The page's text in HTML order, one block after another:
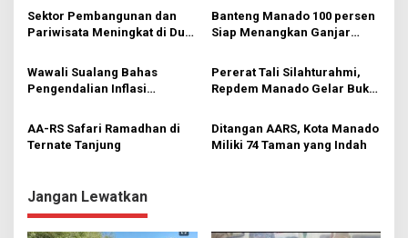
p
o
s
Pencapaian AA-RS
Sektor Pembangunan dan
Pariwisata Meningkat di Dua
Banteng Manado 100 persen
Siap Menangkan Ganjar
Wawali Sualang Bahas
Pengendalian Inflasi
Pererat Tali Silahturahmi,
Repdem Manado Gelar Buka
AA-RS Safari Ramadhan di
Ternate Tanjung
Ditangan AARS, Kota Manado
Miliki 74 Taman yang Indah
Jangan Lewatkan